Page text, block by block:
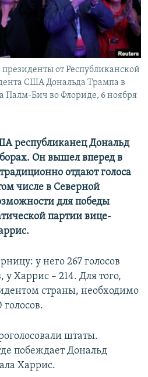
от Республиканской
США Дональда Трампа в
Палм-Бич во Флориде, 6 ноября
республиканец Дональд
Он вышел вперед в
отдают голоса
числе в Северной
для победы
партии вице-
у него 267 голосов
Харрис – 214. Для того,
страны, необходимо
штаты.
побеждает Дональд
Харрис.